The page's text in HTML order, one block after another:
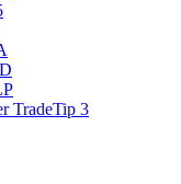
TradeTip 3